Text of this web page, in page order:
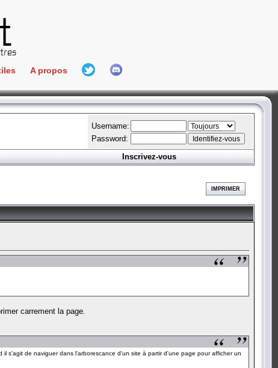
Connect
A propos
L'équipe
Hall Of Fame
Username:
Password:
Inscrivez-vous
IMPRIMER
carrement la page.
s'agit de naviguer dans l'arborescance d'un site à partir d'une page pour afficher un